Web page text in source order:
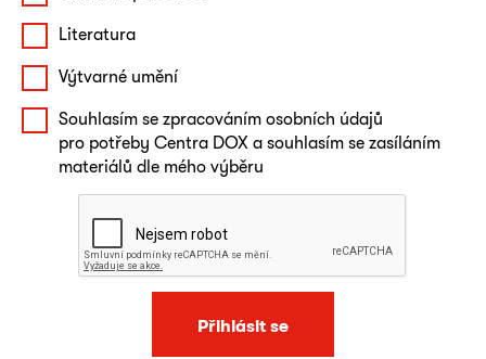
Literatura
Výtvarné umění
Souhlasím se zpracováním osobních údajů
pro potřeby Centra DOX a souhlasím se zasíláním
materiálů dle mého výběru
Přihlásit se